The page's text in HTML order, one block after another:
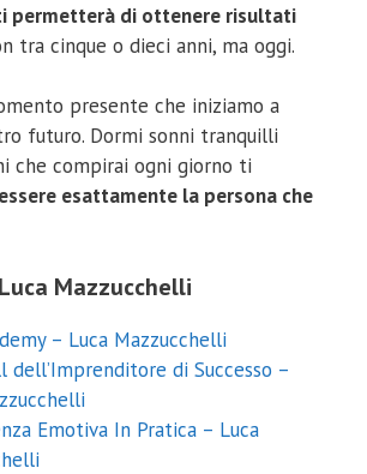
permetterà di ottenere risultati
tra cinque o dieci anni, ma oggi.
presente che iniziamo a
futuro. Dormi sonni tranquilli
che compirai ogni giorno ti
essere esattamente la persona che
Mazzucchelli
– Luca Mazzucchelli
dell’Imprenditore di Successo –
Emotiva In Pratica – Luca